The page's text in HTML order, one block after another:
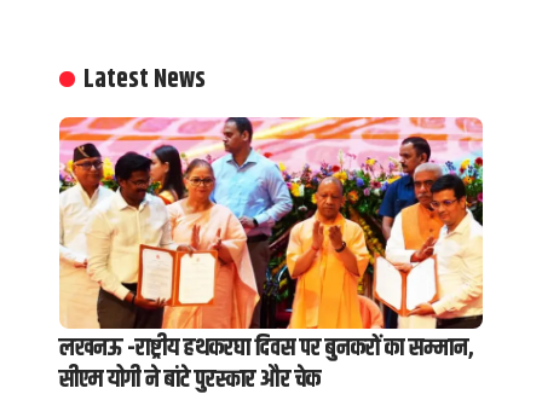
Latest News
लखनऊ -राष्ट्रीय हथकरघा दिवस पर बुनकरों का सम्मान,
सीएम योगी ने बांटे पुरस्कार और चेक